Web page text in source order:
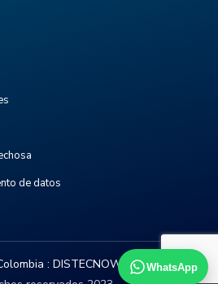
de datos
: DISTECNOWEB.COM. Todos
WhatsApp